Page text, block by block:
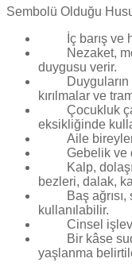
Sembolü Olduğu
İç barış ve
Nezaket,
duygusu verir.
kırılmalar ve
Çocukluk
eksikliğinde
Aile
Gebelik ve
Kalp,
bezleri, dalak,
Baş
kullanılabilir.
Cinsel işlev
Bir kâse
yaşlanma